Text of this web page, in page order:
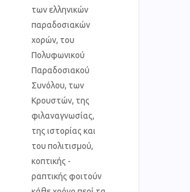
των ελληνικών
παραδοσιακών
χορών, του
Πολυφωνικού
Παραδοσιακού
Συνόλου, των
Κρουστών, της
φιλαναγνωσίας,
της ιστορίας και
του πολιτισμού,
κοπτικής -
ραπτικής φοιτούν